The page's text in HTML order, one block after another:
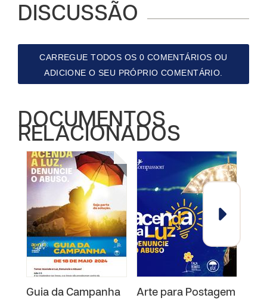
DISCUSSÃO
CARREGUE TODOS OS 0 COMENTÁRIOS OU
ADICIONE O SEU PRÓPRIO COMENTÁRIO.
DOCUMENTOS
RELACIONADOS
Guia da Campanha
Arte para Postagem